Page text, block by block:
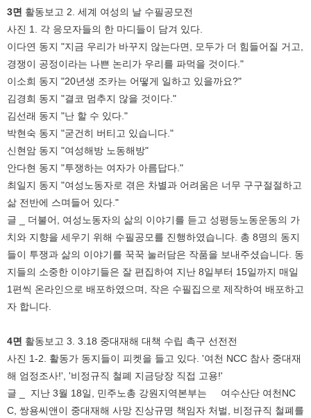
3면 활동보고 2. 세계 여성의 날 수필공모전
사진 1. 각 응모자들의 한 마디들이 담겨 있다.
이다연 동지 "지금 우리가 바꾸지 않는다면, 모두가 더 힘들어질 거고,
경쟁이 공정이라는 나쁜 논리가 우리를 파먹을 것이다."
이소희 동지 "20년생 조카는 어떻게 일하고 있을까요?"
김경희 동지 "결코 멈추지 않을 것이다."
김선래 동지 "난 할 수 있다."
박현숙 동지 "굳건히 버티고 있습니다."
신현암 동지 "여성해방 노동해방"
안다현 동지 "투쟁하는 여자가 아름답다."
최일지 동지 "여성노동자로 겪은 차별과 어려움은 너무 구구절절하고
삶 전반에 스며들어 있다."
글 _ 더불어, 여성노동자의 삶의 이야기를 듣고 성평등노동운동의 가
치와 지향을 세우기 위해 수필공모를 진행하였습니다. 총 8명의 동지
들이 투쟁과 삶의 이야기를 꾹꾹 눌러담은 작품을 보내주셨습니다. 동
지들의 소중한 이야기들은 잘 편집하여 지난 8일부터 15일까지 매일
1편씩 온라인으로 배포하였으며, 작은 수필집으로 제작하여 배포하고
자 합니다.
4면 활동보고 3. 3.18 중대재해 대책 수립 촉구 선전전
사진 1-2. 활동가 동지들이 피켓을 들고 있다.​ '여천 NCC 참사 중대재
해 엄정조사!', '비정규직 철폐 지금당장 직접 고용!'
글 _ 지난 3월 18일, 민주노총 강원지역본부는 여수산단 여천NC
C, 쌍용씨앤이 중대재해 사망 진상규명 책임자 처벌, 비정규직 철폐를